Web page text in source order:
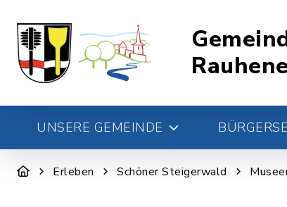
UNSERE GEMEINDE
Erleben Schöner Steigerwald